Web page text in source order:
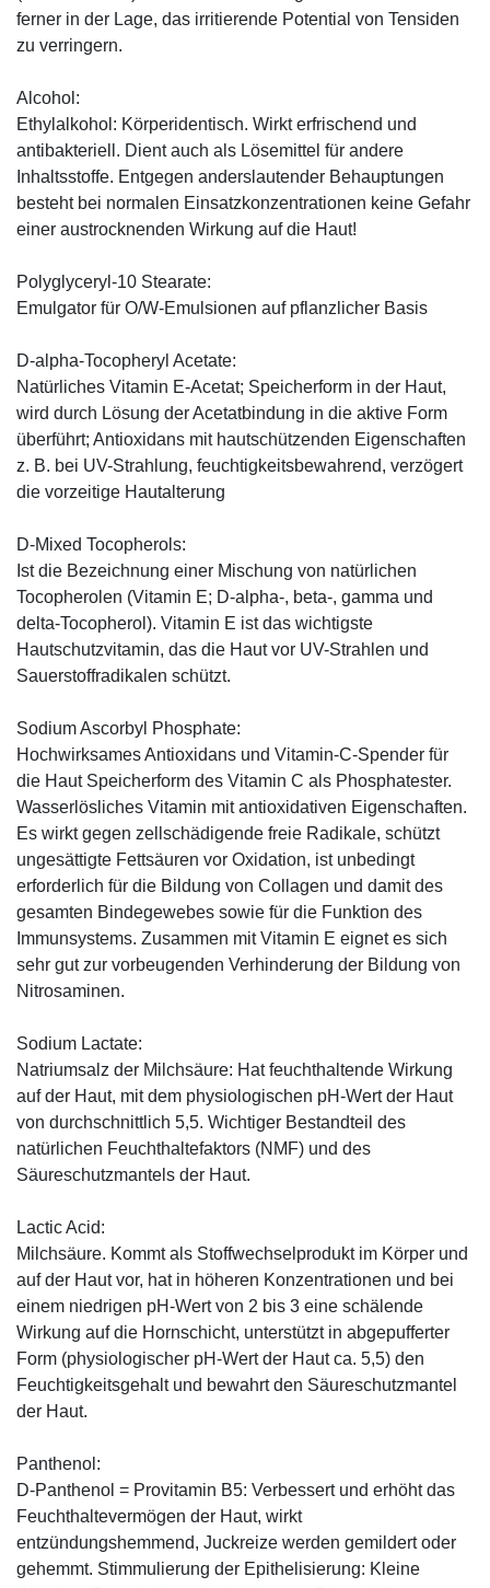
ferner in der Lage, das irritierende Potential von Tensiden
zu verringern.
Alcohol:
Ethylalkohol: Körperidentisch. Wirkt erfrischend und
antibakteriell. Dient auch als Lösemittel für andere
Inhaltsstoffe. Entgegen anderslautender Behauptungen
besteht bei normalen Einsatzkonzentrationen keine Gefahr
einer austrocknenden Wirkung auf die Haut!
Polyglyceryl-10 Stearate:
Emulgator für O/W-Emulsionen auf pflanzlicher Basis
D-alpha-Tocopheryl Acetate:
Natürliches Vitamin E-Acetat; Speicherform in der Haut,
wird durch Lösung der Acetatbindung in die aktive Form
überführt; Antioxidans mit hautschützenden Eigenschaften
z. B. bei UV-Strahlung, feuchtigkeitsbewahrend, verzögert
die vorzeitige Hautalterung
D-Mixed Tocopherols:
Ist die Bezeichnung einer Mischung von natürlichen
Tocopherolen (Vitamin E; D-alpha-, beta-, gamma und
delta-Tocopherol). Vitamin E ist das wichtigste
Hautschutzvitamin, das die Haut vor UV-Strahlen und
Sauerstoffradikalen schützt.
Sodium Ascorbyl Phosphate:
Hochwirksames Antioxidans und Vitamin-C-Spender für
die Haut Speicherform des Vitamin C als Phosphatester.
Wasserlösliches Vitamin mit antioxidativen Eigenschaften.
Es wirkt gegen zellschädigende freie Radikale, schützt
ungesättigte Fettsäuren vor Oxidation, ist unbedingt
erforderlich für die Bildung von Collagen und damit des
gesamten Bindegewebes sowie für die Funktion des
Immunsystems. Zusammen mit Vitamin E eignet es sich
sehr gut zur vorbeugenden Verhinderung der Bildung von
Nitrosaminen.
Sodium Lactate:
Natriumsalz der Milchsäure: Hat feuchthaltende Wirkung
auf der Haut, mit dem physiologischen pH-Wert der Haut
von durchschnittlich 5,5. Wichtiger Bestandteil des
natürlichen Feuchthaltefaktors (NMF) und des
Säureschutzmantels der Haut.
Lactic Acid:
Milchsäure. Kommt als Stoffwechselprodukt im Körper und
auf der Haut vor, hat in höheren Konzentrationen und bei
einem niedrigen pH-Wert von 2 bis 3 eine schälende
Wirkung auf die Hornschicht, unterstützt in abgepufferter
Form (physiologischer pH-Wert der Haut ca. 5,5) den
Feuchtigkeitsgehalt und bewahrt den Säureschutzmantel
der Haut.
Panthenol:
D-Panthenol = Provitamin B5: Verbessert und erhöht das
Feuchthaltevermögen der Haut, wirkt
entzündungshemmend, Juckreize werden gemildert oder
gehemmt. Stimmulierung der Epithelisierung: Kleine